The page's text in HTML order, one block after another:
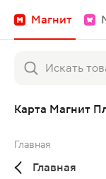
Магнит
Карта Магнит
Главная
Главная